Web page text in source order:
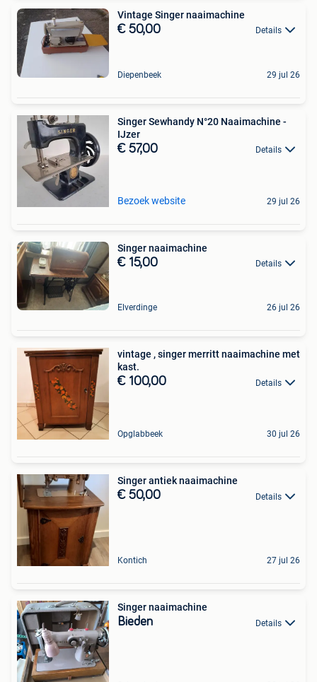
Vintage Singer naaimachine
€ 50,00 Details
Diepenbeek 29 jul 26
Singer Sewhandy N°20 Naaimachine -
IJzer
€ 57,00 Details
Bezoek website 29 jul 26
Singer naaimachine
€ 15,00 Details
Elverdinge 26 jul 26
vintage , singer merritt naaimachine met
kast.
€ 100,00 Details
Opglabbeek 30 jul 26
Singer antiek naaimachine
€ 50,00 Details
Kontich 27 jul 26
Singer naaimachine
Bieden Details